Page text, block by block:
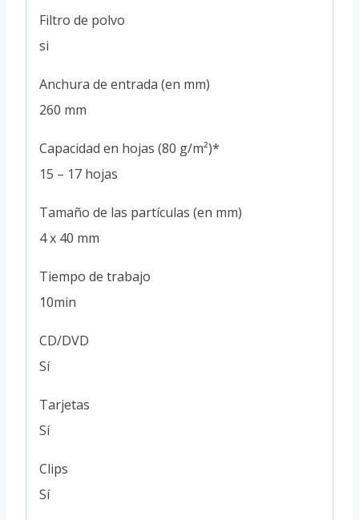
Filtro de polvo
si
Anchura de entrada (en mm)
260 mm
Capacidad en hojas (80 g/m²)*
15 – 17 hojas
Tamaño de las partículas (en mm)
4 x 40 mm
Tiempo de trabajo
10min
CD/DVD
Sí
Tarjetas
Sí
Clips
Sí